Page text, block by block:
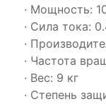
· Мощность:
· Сила тока:
·
· Частота
· Вес: 9 кг
· Степень